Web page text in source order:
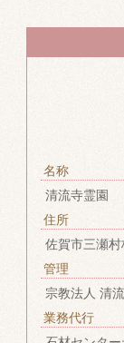
名称
清流寺霊園
住所
佐賀市三瀬
管理
宗教法人 清
業務代行